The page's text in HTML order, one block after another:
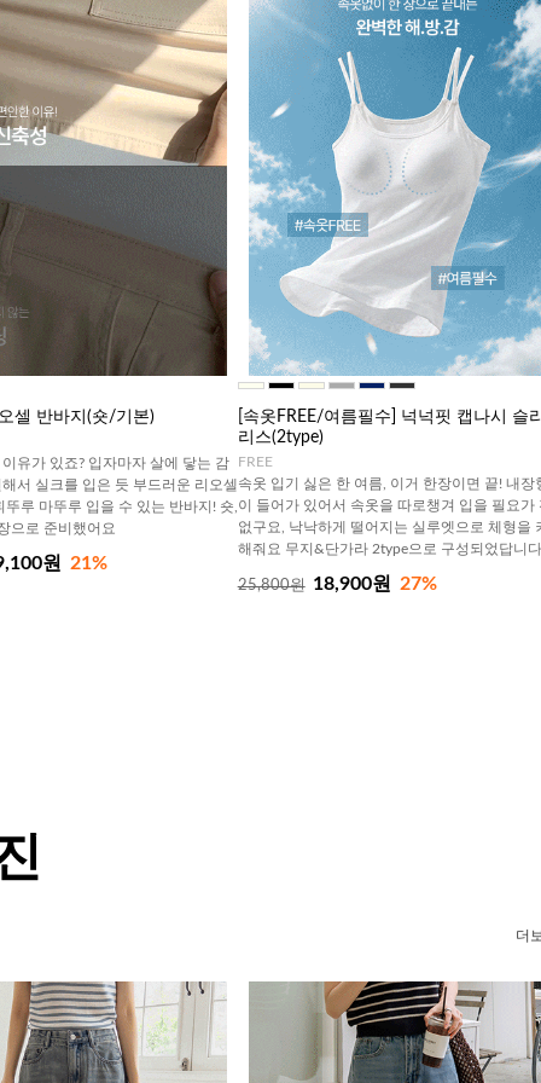
셀 반바지(숏/기본)
유가 있죠? 입자마자 살에 닿는 감
서 실크를 입은 듯 부드러운 리오셀
루 마뚜루 입을 수 있는 반바지! 숏,
으로 준비했어요
원 21%
[속옷FREE/여름필수] 넉넉핏 캡나시 슬
리스(2type)
FREE
속옷 입기 싫은 한 여름, 이거 한장이면 끝! 내장
이 들어가 있어서 속옷을 따로챙겨 입을 필요가
없구요, 낙낙하게 떨어지는 실루엣으로 체형을
해줘요 무지&단가라 2type으로 구성되었답니다
25,800원 18,900원 27%
더